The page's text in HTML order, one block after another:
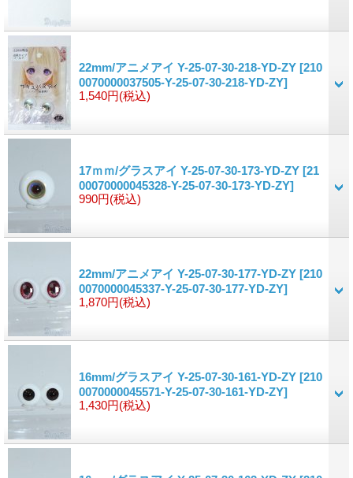
22mm/アニメアイ Y-25-07-30-218-YD-ZY [210
0070000037505-Y-25-07-30-218-YD-ZY]
1,540円(税込)
17ｍｍ/グラスアイ Y-25-07-30-173-YD-ZY [21
00070000045328-Y-25-07-30-173-YD-ZY]
990円(税込)
22mm/アニメアイ Y-25-07-30-177-YD-ZY [210
0070000045337-Y-25-07-30-177-YD-ZY]
1,870円(税込)
16mm/グラスアイ Y-25-07-30-161-YD-ZY [210
0070000045571-Y-25-07-30-161-YD-ZY]
1,430円(税込)